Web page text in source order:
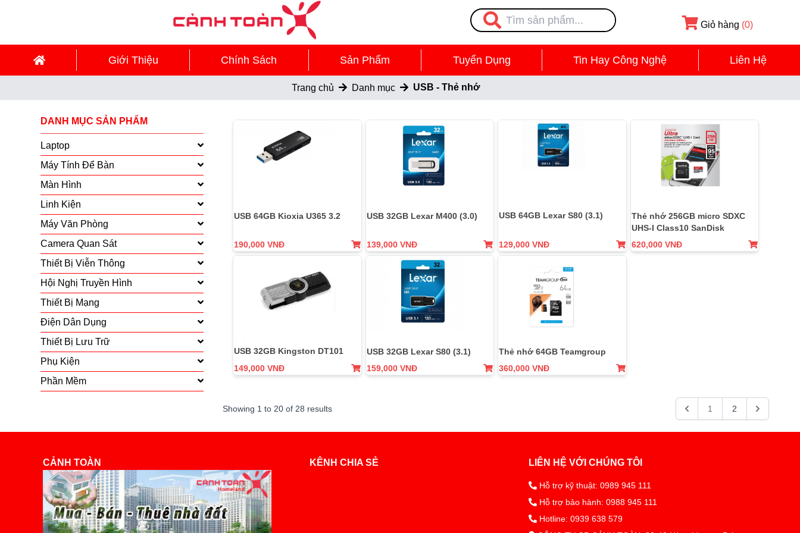
Giỏ hàng (0)
Giới Thiệu Chính Sách Sản Phẩm Tuyển Dụng Tin Hay Công Nghệ Liên Hệ
Trang chủ Danh mục USB - Thẻ nhớ
DANH MỤC SẢN PHẨM
Laptop
Máy Tính Để Bàn
Màn Hình
Linh Kiện
Máy Văn Phòng
Camera Quan Sát
Thiết Bị Viễn Thông
Hội Nghị Truyền Hình
Thiết Bị Mạng
Điện Dân Dụng
Thiết Bị Lưu Trữ
Phụ Kiện
Phần Mềm
USB 64GB Kioxia U365 3.2
190,000 VNĐ
USB 32GB Lexar M400 (3.0)
139,000 VNĐ
USB 64GB Lexar S80 (3.1)
129,000 VNĐ
Thẻ nhớ 256GB micro SDXC
UHS-I Class10 SanDisk
620,000 VNĐ
USB 32GB Kingston DT101
149,000 VNĐ
USB 32GB Lexar S80 (3.1)
159,000 VNĐ
Thẻ nhớ 64GB Teamgroup
360,000 VNĐ
Showing 1 to 20 of 28 results 1 2
CẢNH TOÀN KÊNH CHIA SẺ LIÊN HỆ VỚI CHÚNG TÔI
Hỗ trợ kỹ thuật: 0989 945 111
Hỗ trợ bảo hành: 0988 945 111
Hotline: 0939 638 579